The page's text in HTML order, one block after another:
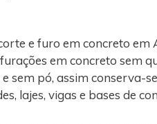
e furo em concreto em
em concreto sem
sem pó, assim conserva-
lajes, vigas e bases de